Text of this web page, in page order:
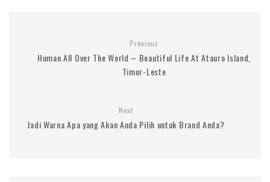
Previous
Human All Over The World – Beautiful Life At Atauro Island,
Timor-Leste
Next
Jadi Warna Apa yang Akan Anda Pilih untuk Brand Anda?